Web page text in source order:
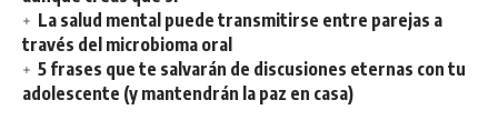
La salud mental puede transmitirse entre parejas a
través del microbioma oral
5 frases que te salvarán de discusiones eternas con tu
adolescente (y mantendrán la paz en casa)